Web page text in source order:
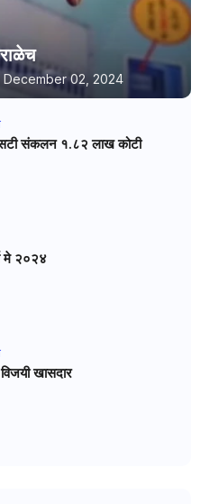
December 02, 2024
संकलन १.८२ लाख कोटी
करंट अफेअर्स मे २०२४
खासदार